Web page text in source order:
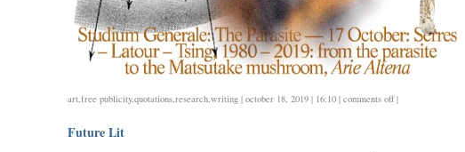
art free publicity,quotations research writing | october 18, 2019 | 16:10 | comments offon
|
Future Lit